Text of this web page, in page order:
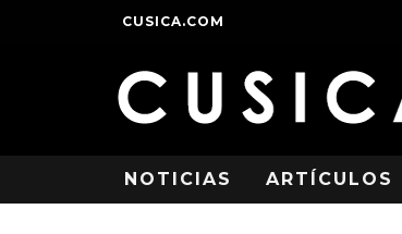
CUSICA.COM
NOTICIAS ARTÍCULOS